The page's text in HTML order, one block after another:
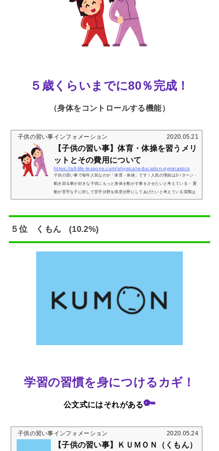
５歳くらいまでに80％完成！
（身体をコントロールする機能）
子供の習い事インフォメーション 2020.05.21
【子供の習い事】体育・体操を習うメリ
ットとその費用について
https://all-life-lessons.com/physical-education-gymnastics
子供の習い事で毎年人気なのが「体育・体操」です！人気の理由は2パターン・
動き回る事が好きな子供にもっと身体を動かす事をさせたいと考えている・ 運
動が苦手な子に対して苦手分野を得意分野にしてあげたいと考えている実際は
この「体育・体操」こそ幼い頃から始めるといいと言われています。今回は 幼
します。【子供の習い事】体育・体操が人気な理由とそのメリットについて身
体のコントロールは５歳までに８０％、１０歳までで１００％完成すると言わ
れ...
５位 くもん (10.2%)
学習の習慣を身につけるカギ！
公文式にはそれがある🔑
子供の習い事インフォメーション 2020.05.24
【子供の習い事】ＫＵＭＯＮ（くもん）